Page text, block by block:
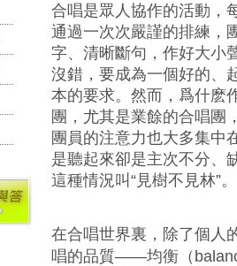
合唱是眾人協作的活動，
通過一次次嚴謹的排練，
字、清晰斷句，作好大小
沒錯，要成為一個好的、
本的要求。然而，爲什麽
團，尤其是業餘的合唱團
團員的注意力也大多集中
是聽起來卻是主次不分、
這種情況叫“見樹不見林”。
在合唱世界裏，除了個人
唱的品質——均衡（